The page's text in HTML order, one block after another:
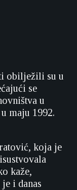
obilježili su u
se
u
maju 1992.
koja je
kaže,
i danas